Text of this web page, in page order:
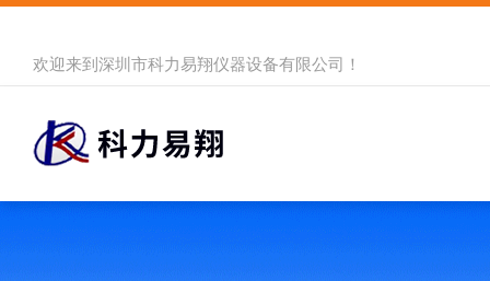
欢迎来到 深圳市科力易翔仪器设备有限公司 ！